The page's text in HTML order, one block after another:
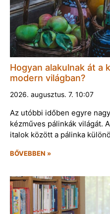
Hogyan alakulnak át a
modern világban?
2026. augusztus. 7. 10:07
Az utóbbi időben egyre
kézműves pálinkák világát.
italok között a pálinka
BŐVEBBEN »